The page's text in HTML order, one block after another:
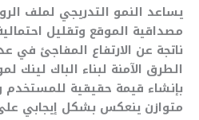
يساعد النمو التدريجي لملف
مصداقية الموقع وتقليل
ناتجة عن الارتفاع المفاجئ في
الطرق الآمنة لبناء الباك لينك
بإنشاء قيمة حقيقية
متوازن ينعكس بشكل إيجابي